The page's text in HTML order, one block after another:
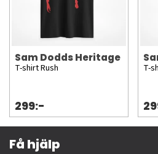
Sam Dodds Heritage
T-shirt Rush
299:-
T-
Få hjälp